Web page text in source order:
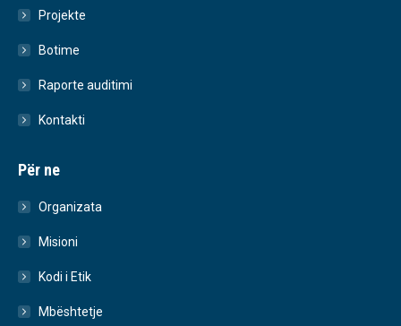
Projekte
Botime
Raporte auditimi
Kontakti
Për ne
Organizata
Misioni
Kodi i Etik
Mbështetje